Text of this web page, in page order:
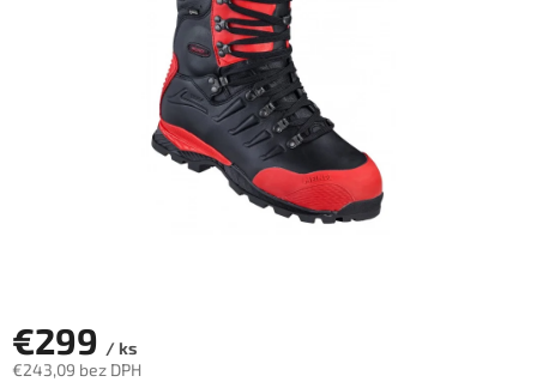
hviezdičiek.
€299 / ks
€243,09 bez DPH